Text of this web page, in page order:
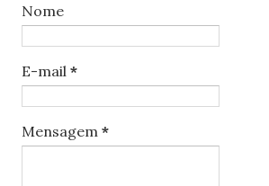
Nome
E-mail *
Mensagem *